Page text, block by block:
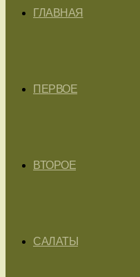
ГЛАВНАЯ
ПЕРВОЕ
ВТОРОЕ
САЛАТЫ